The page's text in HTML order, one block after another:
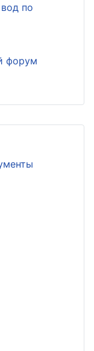
по
форум